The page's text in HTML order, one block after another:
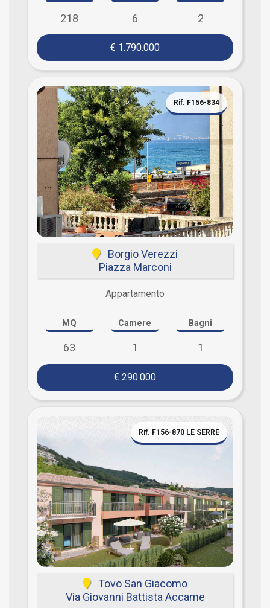
218 6 2
€ 1.790.000
Rif. F156-834
Borgio Verezzi
Piazza Marconi
Appartamento
MQ
63
Camere
1
Bagni
1
€ 290.000
Rif. F156-870 LE SERRE
Tovo San Giacomo
Via Giovanni Battista Accame